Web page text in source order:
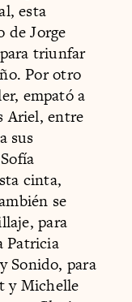
esta
de Jorge
para triunfar
Por otro
empató a
Ariel, entre
sus
cinta,
se
para
Patricia
Sonido, para
y Michelle